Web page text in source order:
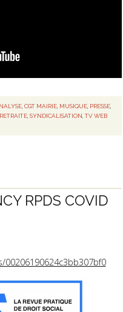
, CGT MAIRIE, MUSIQUE, PRESSE,
RETRAITE ,SYNDICALISATION ,TV WEB
RPDS COVID